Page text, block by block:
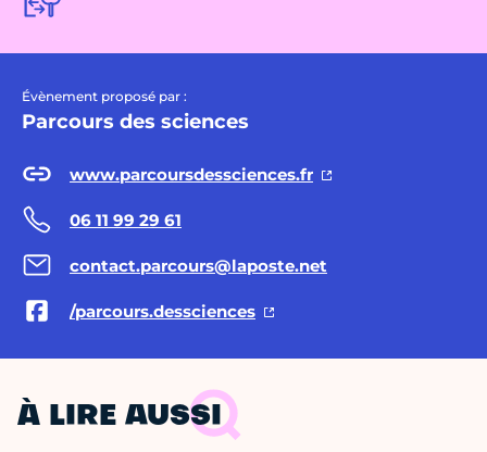
Évènement proposé par :
Parcours des sciences
www.parcoursdessciences.fr
06 11 99 29 61
contact.parcours@laposte.net
/parcours.dessciences
À LIRE AUSSI